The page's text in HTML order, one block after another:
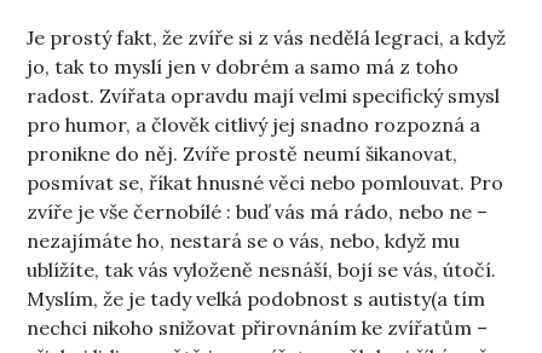
Je prostý fakt, že zvíře si z vás nedělá legraci, a když
jo, tak to myslí jen v dobrém a samo má z toho
radost. Zvířata opravdu mají velmi specifický smysl
pro humor, a člověk citlivý jej snadno rozpozná a
pronikne do něj. Zvíře prostě neumí šikanovat,
posmívat se, říkat hnusné věci nebo pomlouvat. Pro
zvíře je vše černobílé : buď vás má rádo, nebo ne –
nezajímáte ho, nestará se o vás, nebo, když mu
ublížíte, tak vás vyloženě nesnáší, bojí se vás, útočí.
Myslím, že je tady velká podobnost s autisty(a tím
nechci nikoho snižovat přirovnáním ke zvířatům –